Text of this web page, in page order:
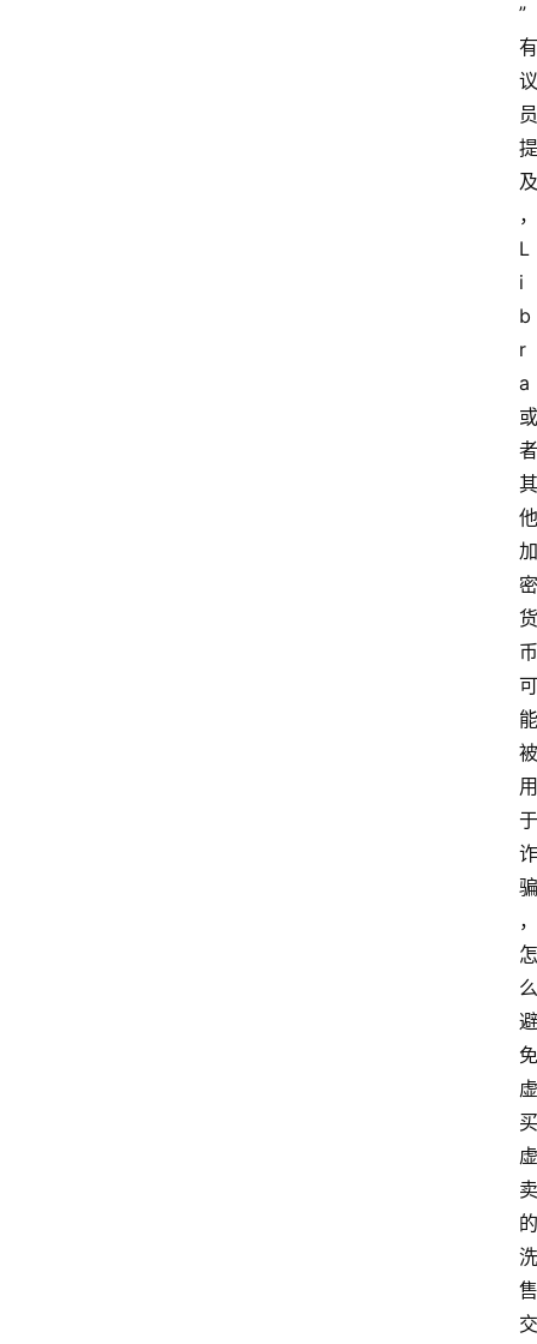
”
有
议
员
提
及
，
L
i
b
r
a
或
者
其
他
加
密
货
币
可
能
被
用
于
诈
骗
，
怎
么
避
免
虚
买
虚
卖
的
洗
售
交